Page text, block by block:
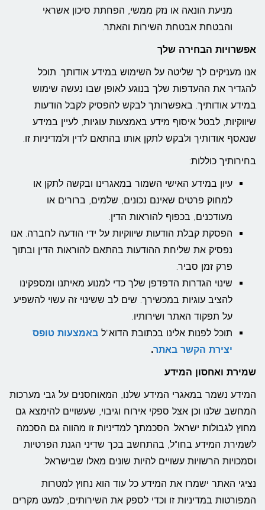
מניעת הונאה או נזק ממשי, הפחתת סיכון אשראי
והבטחת אבטחת השירות והאתר.
אפשרויות הבחירה שלך
אנו מעניקים לך שליטה על השימוש במידע אודותך. תוכל
להגדיר את ההעדפות שלך בנוגע לאופן שבו נעשה שימוש
במידע אודותיך. באפשרותך לבקש להפסיק לקבל הודעות
שיווקיות, לבטל איסוף מידע באמצעות עוגיות, לעיין במידע
שנאסף אודותיך ולבקש לתקן אותו בהתאם לדין ולמדיניות זו.
בחירותיך כוללות:
עיון במידע האישי השמור במאגרינו ובקשה לתקן או
למחוק פרטים שאינם נכונים, שלמים, ברורים או
מעודכנים, בכפוף להוראות הדין.
הפסקת קבלת הודעות שיווקיות על ידי הודעה לחברה. אנו
נפסיק את שליחת ההודעות בהתאם להוראות הדין ובתוך
פרק זמן סביר.
שינוי הגדרות הדפדפן שלך כדי למנוע מאיתנו ומספקינו
להציב עוגיות במכשירך. שים לב ששינוי זה עשוי להשפיע
על תפקוד האתר ושירותיו.
תוכל לפנות אלינו בכתובת הדוא"ל באמצעות טופס
יצירת הקשר באתר.
שמירת ואחסון המידע
המידע נשמר במאגרי המידע שלנו, המאוחסנים על גבי מערכות
המחשב שלנו וכן אצל ספקי אירוח וגיבוי, שעשויים להימצא גם
מחוץ לגבולות ישראל. הסכמתך למדיניות זו מהווה גם הסכמה
לשמירת המידע בחו"ל, בהתחשב בכך שדיני הגנת הפרטיות
וסמכויות הרשויות עשויים להיות שונים מאלו שבישראל.
נציגי האתר ישמרו את המידע כל עוד הוא נחוץ למטרות
המפורטות במדיניות זו וכדי לספק את השירותים, למעט מקרים